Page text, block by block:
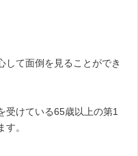
して面倒を見ることができ
受けている65歳以上の第1
。